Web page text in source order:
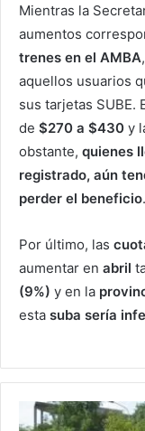
Mientras la
aumentos
trenes en el AMBA
aquellos usuarios
sus tarjetas SUBE.
de $270 a $430 y
obstante, quienes
registrado, aún
perder el beneficio.
Por último, las
aumentar en abril
(9%) y en la
esta suba sería